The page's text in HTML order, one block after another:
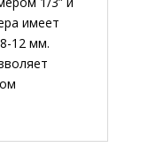
имеет
12 мм.